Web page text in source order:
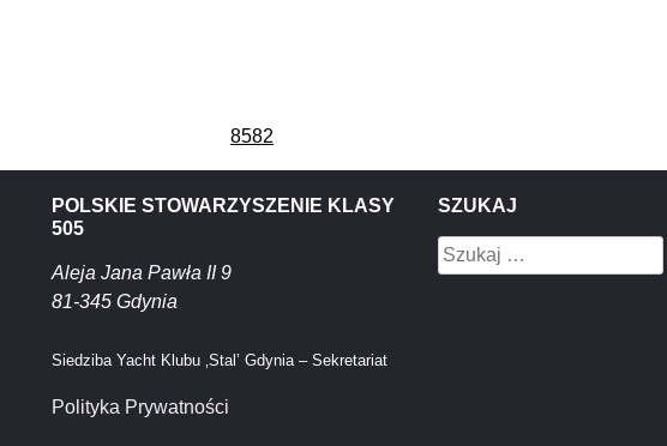
Nawigacja
wpisu
8582
POLSKIE STOWARZYSZENIE KLASY
505
Aleja Jana Pawła II 9
81-345 Gdynia
Siedziba Yacht Klubu ‚Stal’ Gdynia – Sekretariat
Polityka Prywatności
SZUKAJ
Szukaj: